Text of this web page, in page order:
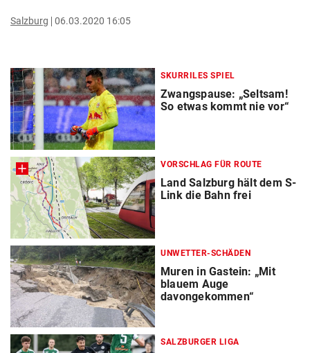
Salzburg 06.03.2020 16:05
SKURRILES SPIEL
Zwangspause: „Seltsam!
So etwas kommt nie vor“
VORSCHLAG FÜR ROUTE
Land Salzburg hält dem S-
Link die Bahn frei
UNWETTER-SCHÄDEN
Muren in Gastein: „Mit
blauem Auge
davongekommen“
SALZBURGER LIGA